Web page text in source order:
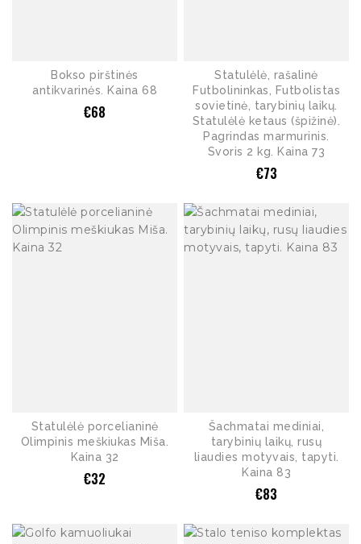
Bokso pirštinės
antikvarinės. Kaina 68
€68
Statulėlė, rašalinė
Futbolininkas, Futbolistas
sovietinė, tarybinių laikų.
Statulėlė ketaus (špižinė).
Pagrindas marmurinis.
Svoris 2 kg. Kaina 73
€73
Statulėlė porcelianinė
Olimpinis meškiukas Miša.
Kaina 32
€32
Šachmatai mediniai,
tarybinių laikų, rusų
liaudies motyvais, tapyti.
Kaina 83
€83